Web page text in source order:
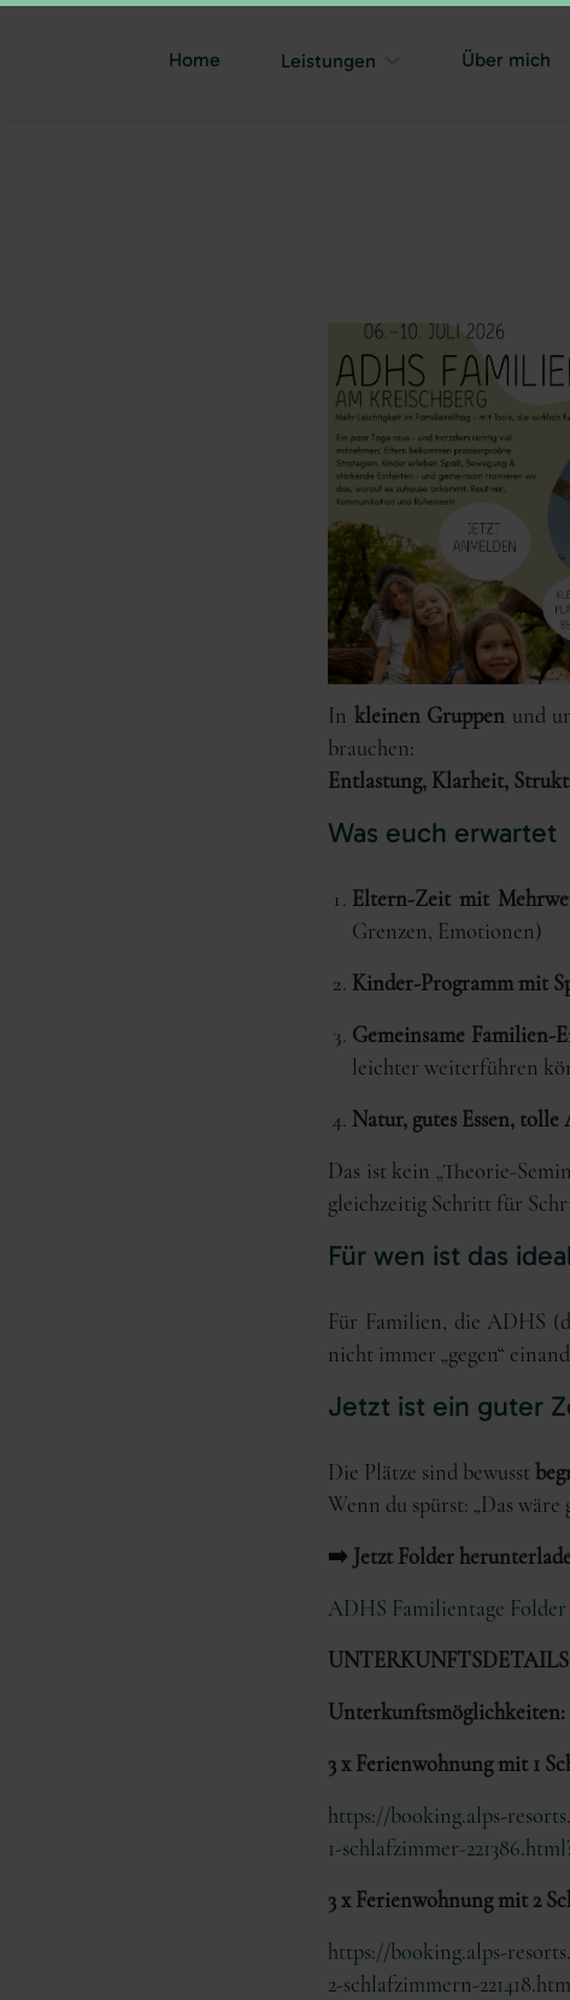
Home Leistungen Über mich
In kleinen Gruppen und
brauchen:
Entlastung, Klarheit,
Was euch erwartet
Eltern-Zeit mit
Grenzen, Emotionen)
Kinder-Programm mit
Gemeinsame Familien-
leichter weiterführen
Natur, gutes Essen,
Das ist kein „Theorie-
gleichzeitig Schritt für
Für wen ist das
Für Familien, die ADHS
nicht immer „gegen“
Jetzt ist ein guter
Die Plätze sind bewusst
Wenn du spürst: „Das
➡️ Jetzt Folder
ADHS Familientage Folder
Unterkunftsmöglichkeiten:
3 x Ferienwohnung mit 1
https://booking.alps-
1-schlafzimmer-
3 x Ferienwohnung mit 2
https://booking.alps-
2-schlafzimmern-